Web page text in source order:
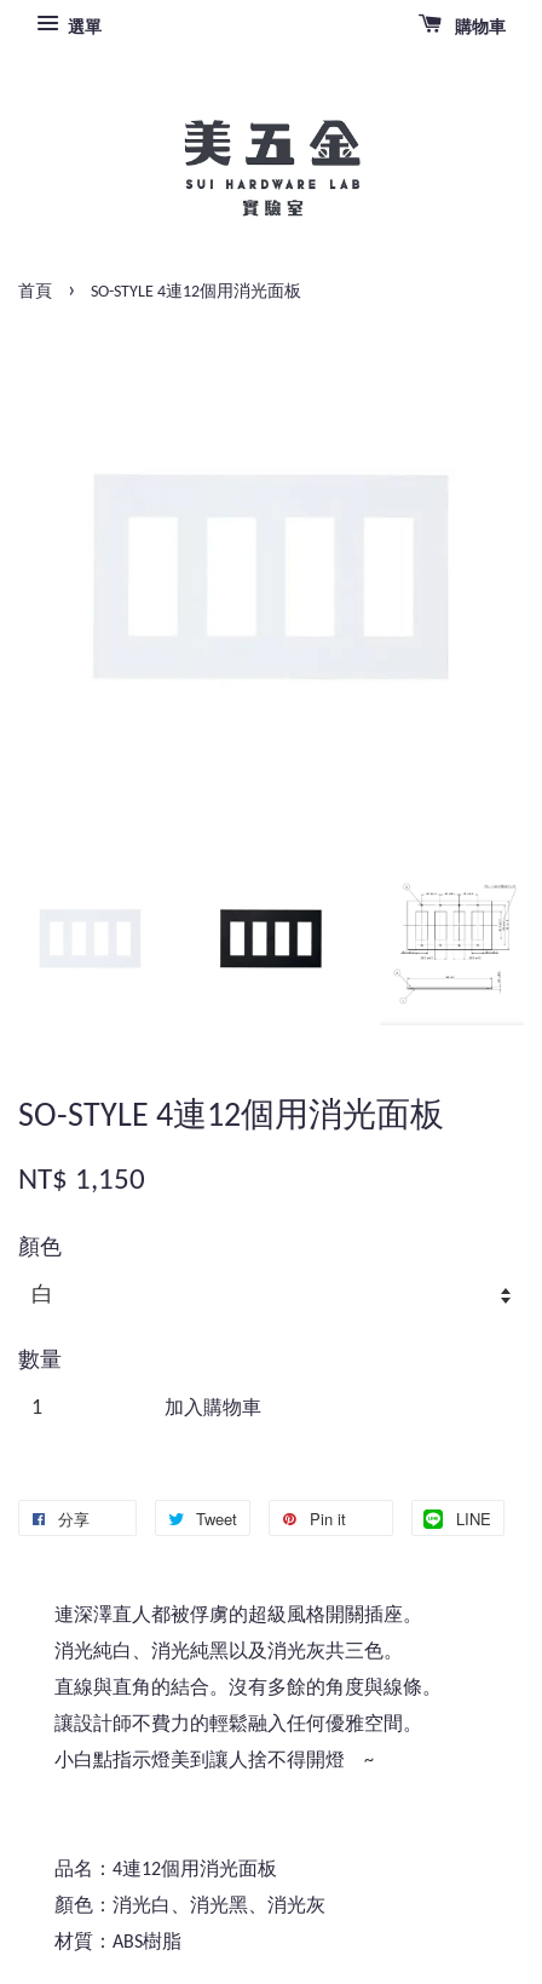
選單 購物車
首頁 › SO-STYLE 4連12個用消光面板
SO-STYLE 4連12個用消光面板
NT$ 1,150
顏色
數量
加入購物車
分享 Tweet Pin it LINE
連深澤直人都被俘虜的超級風格開關插座。
消光純白、消光純黑以及消光灰共三色。
直線與直角的結合。沒有多餘的角度與線條。
讓設計師不費力的輕鬆融入任何優雅空間。
小白點指示燈美到讓人捨不得開燈 ~
品名：4連12個用消光面板
顏色：消光白、消光黑、消光灰
材質：ABS樹脂